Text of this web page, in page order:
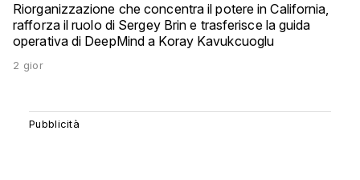
Riorganizzazione che concentra il potere in California,
rafforza il ruolo di Sergey Brin e trasferisce la guida
operativa di DeepMind a Koray Kavukcuoglu
2 gior